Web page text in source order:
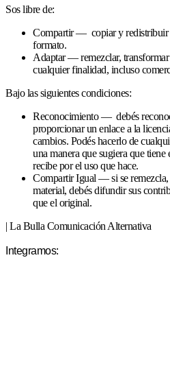
Sos libre de:
Compartir — copiar y redistribuir
formato.
Adaptar — remezclar,
cualquier finalidad, incluso
Bajo las siguientes condiciones:
Reconocimiento — debés
proporcionar un enlace a la
cambios. Podés hacerlo de
una manera que sugiera que
recibe por el uso que hace.
Compartir Igual — si se remezcla,
material, debés difundir sus
que el original.
| La Bulla Comunicación Alternativa
Integramos: